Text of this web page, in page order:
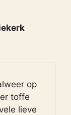
op
toffe
lieve